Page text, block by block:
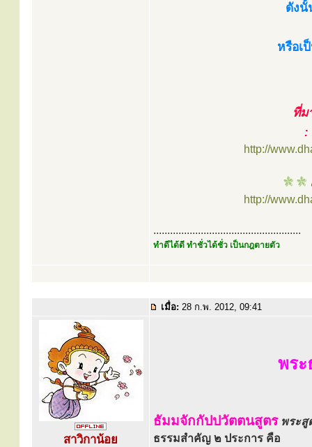
ดังนั้
หรือเ
ที่ม
:
http://
http://
.....................................................
ทำดีได้ดี ทำชั่วได้ชั่ว เป็นกฎตายตัว
เมื่อ: 28 ก.พ. 2012, 09:41
สาวิกาน้อย
พร
ธัมมจักกัปปวัตตนสูตร พระสู
ธรรมสำคัญ ๒ ประการ คือ